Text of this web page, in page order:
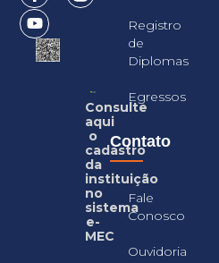
Consulte
aqui
o
cadastro
da
instituição
no
sistema
e-
MEC
Registro
de
Diplomas
Egressos
Contato
Fale
Conosco
Ouvidoria